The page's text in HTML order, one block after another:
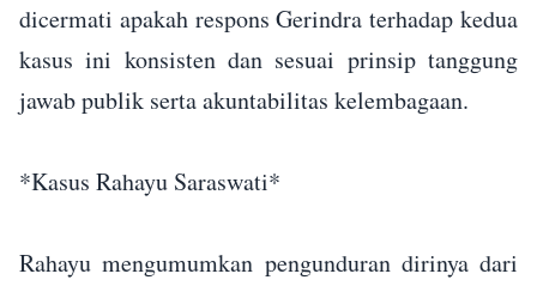
dicermati apakah respons Gerindra terhadap kedua
kasus ini konsisten dan sesuai prinsip tanggung
jawab publik serta akuntabilitas kelembagaan.
*Kasus Rahayu Saraswati*
Rahayu mengumumkan pengunduran dirinya dari